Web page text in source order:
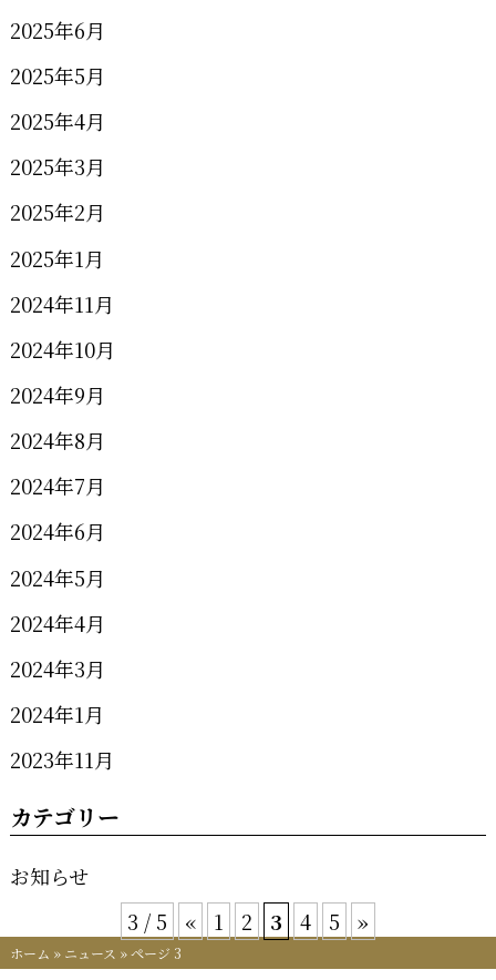
2025年6月
2025年5月
2025年4月
2025年3月
2025年2月
2025年1月
2024年11月
2024年10月
2024年9月
2024年8月
2024年7月
2024年6月
2024年5月
2024年4月
2024年3月
2024年1月
2023年11月
カテゴリー
お知らせ
3 / 5
« 1 2 3 4 5 »
ホーム » ニュース »ページ 3